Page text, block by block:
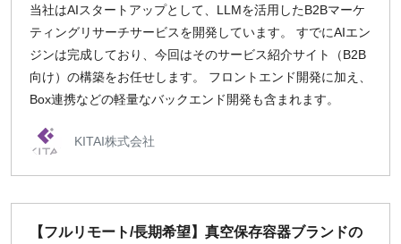
当社はAIスタートアップとして、LLMを活用したB2Bマーケ
ティングリサーチサービスを開発しています。 すでにAIエン
ジンは完成しており、今回はそのサービス紹介サイト（B2B
向け）の構築をお任せします。 フロントエンド開発に加え、
Box連携などの軽量なバックエンド開発も含まれます。
KITAI株式会社
【フルリモート/長期希望】真空保存容器ブランドの